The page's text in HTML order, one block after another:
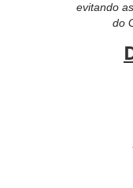
evitando
do